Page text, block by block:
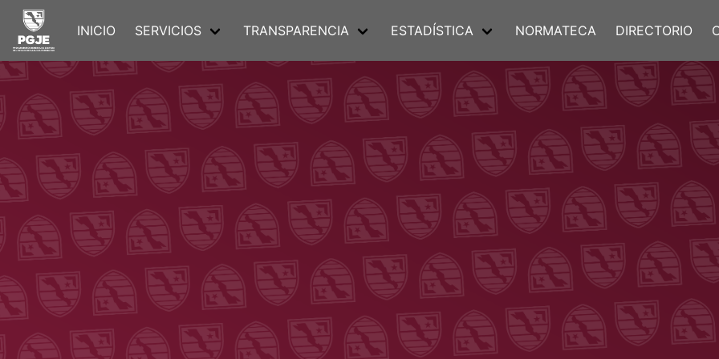
INICIO SERVICIOS TRANSPARENCIA ESTADÍSTICA NORMATECA DIRECTORIO